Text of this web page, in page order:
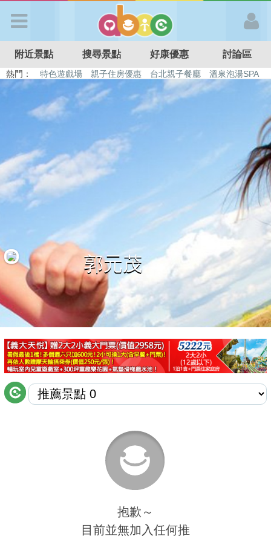
APP登入
首 頁
搜尋景點
好康優惠
最新留言
商家合作
推薦景點
討論區
聯絡我們
附近景點 搜尋景點 好康優惠 討論區
熱門： 特色遊戲場 親子住房優惠 台北親子餐廳
溫泉泡湯SPA
溜滑梯民宿
觀光工廠 日本親子景點
郭元茂
抱歉～
目前並無加入任何推